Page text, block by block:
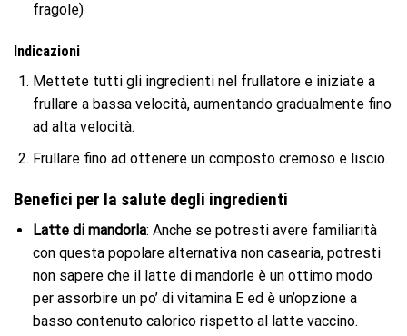
fragole)
Indicazioni
Mettete tutti gli ingredienti nel frullatore e iniziate a
frullare a bassa velocità, aumentando gradualmente fino
ad alta velocità.
Frullare fino ad ottenere un composto cremoso e liscio.
Benefici per la salute degli ingredienti
Latte di mandorla: Anche se potresti avere familiarità
con questa popolare alternativa non casearia, potresti
non sapere che il latte di mandorle è un ottimo modo
per assorbire un po’ di vitamina E ed è un’opzione a
basso contenuto calorico rispetto al latte vaccino.